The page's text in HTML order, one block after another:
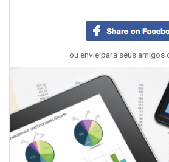
ou envie para seus amigos